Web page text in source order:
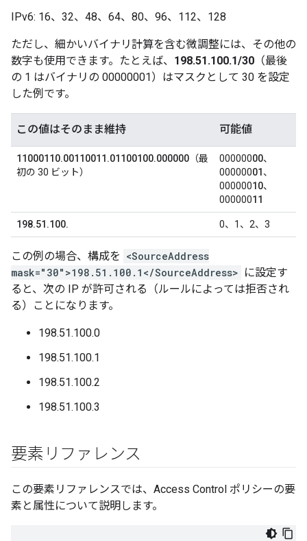
IPv6: 16、32、48、64、80、96、112、128
ただし、細かいバイナリ計算を含む微調整には、その他の
数字も使用できます。たとえば、 198.51.100.1/30 （最後
の 1 はバイナリの 00000001）はマスクとして 30 を設定
した例です。
この値はそのまま維持 可能値
11000110.00110011.01100100.000000 （最
初の 30 ビット）
00000000、
00000001 、
00000010、
00000011
198.51.100. 0、1、2、3
この例の場合、構成を <SourceAddress
mask="30">198.51.100.1</SourceAddress> に設定す
ると、次の IP が許可される（ルールによっては拒否され
る）ことになります。
198.51.100.0
198.51.100.1
198.51.100.2
198.51.100.3
要素リファレンス
この要素リファレンスでは、Access Control ポリシーの要
素と属性について説明します。